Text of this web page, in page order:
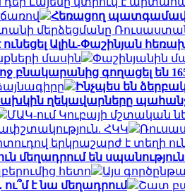
Հեռացող
մերձեցմանը
ունեցել Ալիև-Փաշինյան
մասին
Փաշինյանին
բնակարանից գողացել են
Ինչպես են
ղեկավարները
ՄԱԿ-ում Կուբայի մշտական
ՀԿԿ
երկրաշարժ է տեղի
մեղադրում են
հետո
Այս
է նա մեղադրում
Շատ